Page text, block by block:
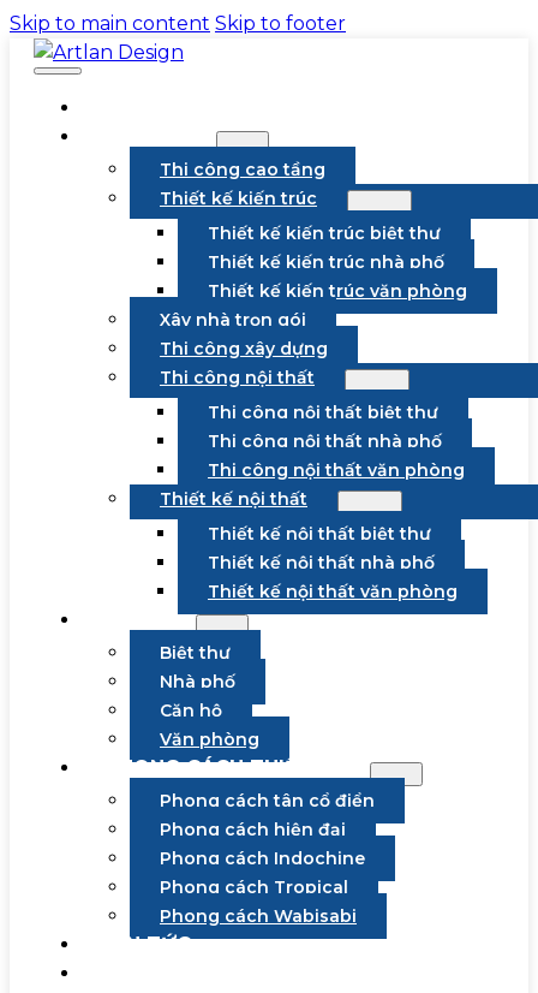
Skip to main content Skip to footer
Thi công cao tầng
Thiết kế kiến trúc
Thiết kế kiến trúc biệt thự
Thiết kế kiến trúc nhà phố
Thiết kế kiến trúc văn phòng
Xây nhà trọn gói
Thi công xây dựng
Thi công nội thất
Thi công nội thất biệt thự
Thi công nội thất nhà phố
Thi công nội thất văn phòng
Thiết kế nội thất
Thiết kế nội thất biệt thự
Thiết kế nội thất nhà phố
Thiết kế nội thất văn phòng
Biệt thự
Nhà phố
Căn hộ
Văn phòng
PHONG CÁCH THIẾT KẾ
Phong cách tân cổ điển
Phong cách hiện đại
Phong cách Indochine
Phong cách Tropical
Phong cách Wabisabi
TIN TỨC